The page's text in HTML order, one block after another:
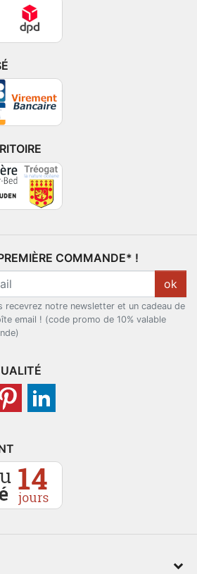
COMMANDE* !
ok
recevrez notre newsletter et un cadeau de
email ! (code promo de 10% valable